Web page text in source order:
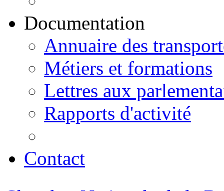
Documentation
Annuaire des
Métiers et formations
Lettres aux
Rapports d'activité
Contact